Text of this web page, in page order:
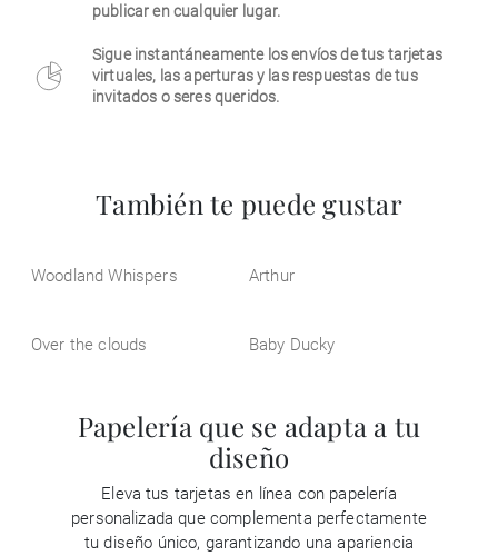
publicar en cualquier lugar.
Sigue instantáneamente los envíos de tus tarjetas
virtuales, las aperturas y las respuestas de tus
invitados o seres queridos.
También te puede gustar
Woodland Whispers Arthur
Over the clouds Baby Ducky
Papelería que se adapta a tu
diseño
Eleva tus tarjetas en línea con papelería
personalizada que complementa perfectamente
tu diseño único, garantizando una apariencia